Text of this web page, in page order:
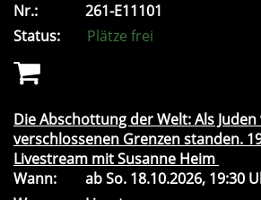
Nr.:
261-E11101
Status:
Plätze frei
Die Abschottung der Welt: Als
verschlossenen Grenzen standen.
Livestream mit Susanne Heim
Wann:
abSo. 18.10.2026, 19:30